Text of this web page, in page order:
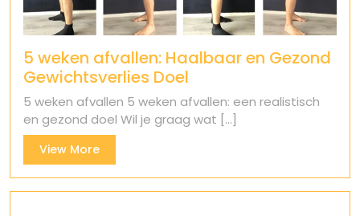
5 weken afvallen: Haalbaar en Gezond
Gewichtsverlies Doel
5 weken afvallen 5 weken afvallen: een realistisch
en gezond doel Wil je graag wat [...]
View MoreView
More